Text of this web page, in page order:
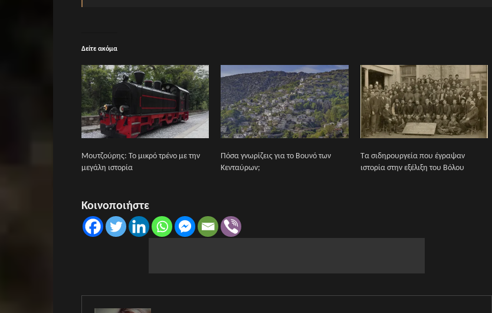
Δείτε ακόμα
Μουτζούρης: Το μικρό τρένο με την
μεγάλη ιστορία
Πόσα γνωρίζεις για το Βουνό των
Κενταύρων;
Τα σιδηρουργεία που έγραψαν
ιστορία στην εξέλιξη του Βόλου
Κοινοποιήστε